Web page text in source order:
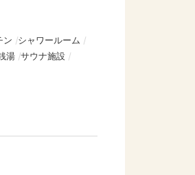
ン
シャワールーム
湯 サウナ施設